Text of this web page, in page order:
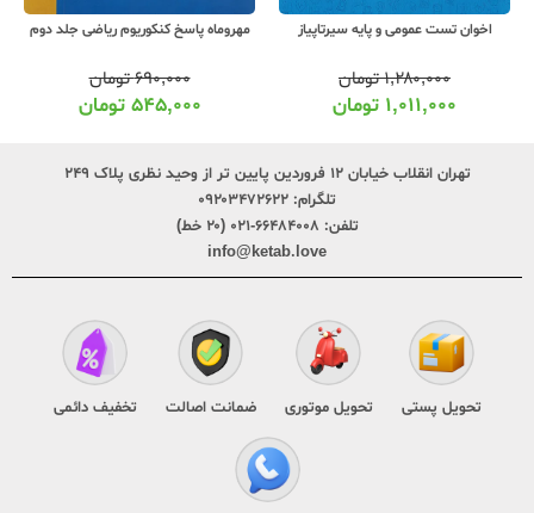
اخوان تست عمومی و پایه سیرتاپیاز
۱,۲۸۰,۰۰۰تومان
۱,۰۱۱,۰۰۰ تومان
مهروماه پاسخ کنکوریوم ریاضی جلد دوم
۶۹۰,۰۰۰تومان
۵۴۵,۰۰۰ تومان
تهران انقلاب خیابان ۱۲ فروردین پایین تر از وحید نظری پلاک ۲۴۹
تلگرام: ۰۹۲۰۳۴۷۲۶۲۲
تلفن: ۶۶۴۸۴۰۰۸-۰۲۱ (۲۰ خط)
info@ketab.love
تحویل پستی تحویل موتوری ضمانت اصالت تخفیف دائمی